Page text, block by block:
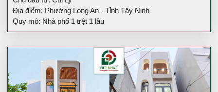
Địa điểm: Phường Long An - Tỉnh Tây Ninh
Quy mô: Nhà phố 1 trệt 1 lầu